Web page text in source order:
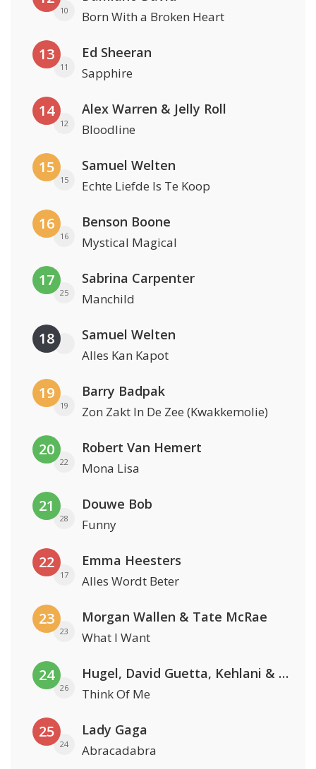
10 Born With a Broken Heart
13
11
Ed Sheeran
Sapphire
14
12
Alex Warren & Jelly Roll
Bloodline
15
15
Samuel Welten
Echte Liefde Is Te Koop
16
16
Benson Boone
Mystical Magical
17
25
Sabrina Carpenter
Manchild
18 Samuel Welten
Alles Kan Kapot
19
19
Barry Badpak
Zon Zakt In De Zee (Kwakkemolie)
20
22
Robert Van Hemert
Mona Lisa
21
28
Douwe Bob
Funny
22
17
Emma Heesters
Alles Wordt Beter
23
23
Morgan Wallen & Tate McRae
What I Want
24
26
Hugel, David Guetta, Kehlani & Daecolm
Think Of Me
25
24
Lady Gaga
Abracadabra